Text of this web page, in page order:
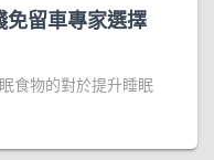
免留車專家選擇
食物的對於提升睡眠